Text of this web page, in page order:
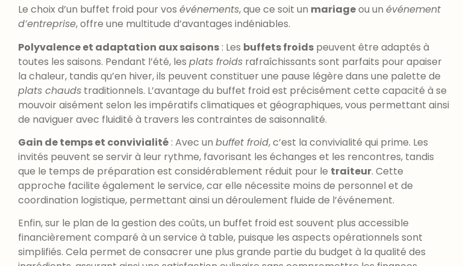
Le choix d’un buffet froid pour vos événements, que ce soit un mariageou un événement
d’entreprise, offre une multitude d’avantages indéniables.
Polyvalence et adaptation aux saisons : Les buffets froids peuvent être adaptés à
toutes les saisons. Pendant l’été, les plats froids rafraîchissants sont parfaits pour apaiser
la chaleur, tandis qu’en hiver, ils peuvent constituer une pause légère dans une palette de
plats chauds traditionnels. L’avantage du buffet froid est précisément cette capacité à se
mouvoir aisément selon les impératifs climatiques et géographiques, vous permettant ainsi
de naviguer avec fluidité à travers les contraintes de saisonnalité.
Gain de temps et convivialité : Avec un buffet froid, c’est la convivialité qui prime. Les
invités peuvent se servir à leur rythme, favorisant les échanges et les rencontres, tandis
que le temps de préparation est considérablement réduit pour le traiteur. Cette
approche facilite également le service, car elle nécessite moins de personnel et de
coordination logistique, permettant ainsi un déroulement fluide de l’événement.
Enfin, sur le plan de la gestion des coûts, un buffet froid est souvent plus accessible
financièrement comparé à un service à table, puisque les aspects opérationnels sont
simplifiés. Cela permet de consacrer une plus grande partie du budget à la qualité des